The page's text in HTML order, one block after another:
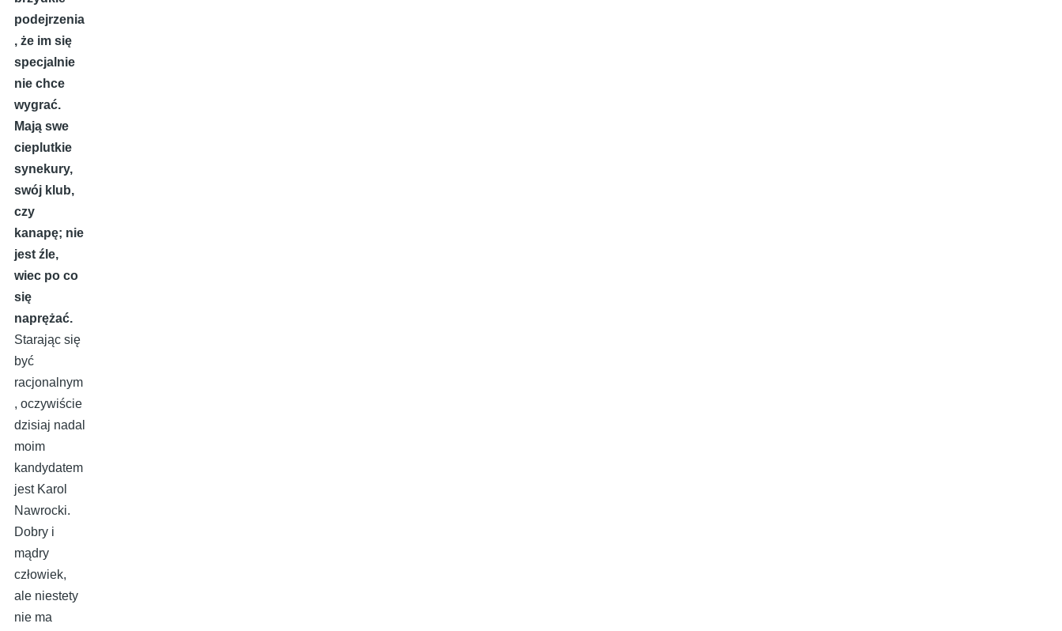
podejrzenia
, że im się
specjalnie
nie chce
wygrać.
Mają swe
cieplutkie
synekury,
swój klub,
czy
kanapę; nie
jest źle,
wiec po co
się
naprężać.
Starając się
być
racjonalnym
, oczywiście
dzisiaj nadal
moim
kandydatem
jest Karol
Nawrocki.
Dobry i
mądry
człowiek,
ale niestety
nie ma